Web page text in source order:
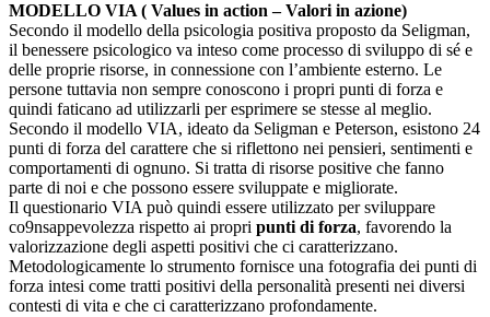
MODELLO VIA ( Values in action – Valori in azione)
Secondo il modello della psicologia positiva proposto da Seligman,
il benessere psicologico va inteso come processo di sviluppo di sé e
delle proprie risorse, in connessione con l’ambiente esterno. Le
persone tuttavia non sempre conoscono i propri punti di forza e
quindi faticano ad utilizzarli per esprimere se stesse al meglio.
Secondo il modello VIA, ideato da Seligman e Peterson, esistono 24
punti di forza del carattere che si riflettono nei pensieri, sentimenti e
comportamenti di ognuno. Si tratta di risorse positive che fanno
parte di noi e che possono essere sviluppate e migliorate.
Il questionario VIA può quindi essere utilizzato per sviluppare
co9nsappevolezza rispetto ai propri punti di forza, favorendo la
valorizzazione degli aspetti positivi che ci caratterizzano.
Metodologicamente lo strumento fornisce una fotografia dei punti di
forza intesi come tratti positivi della personalità presenti nei diversi
contesti di vita e che ci caratterizzano profondamente.